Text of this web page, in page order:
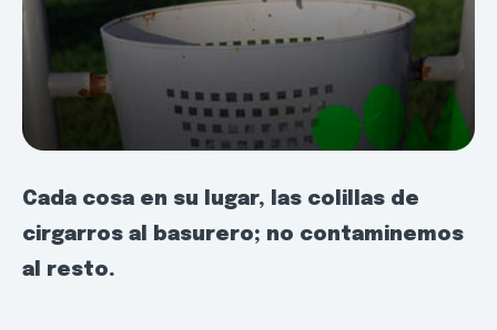
Cada cosa en su lugar, las colillas de
cirgarros al basurero; no contaminemos
al resto.